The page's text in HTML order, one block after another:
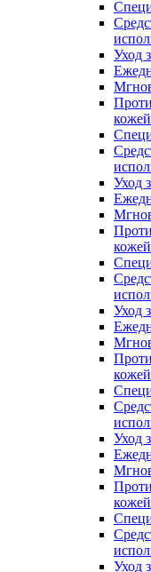
Уход
Уход
Уход
Уход
Уход